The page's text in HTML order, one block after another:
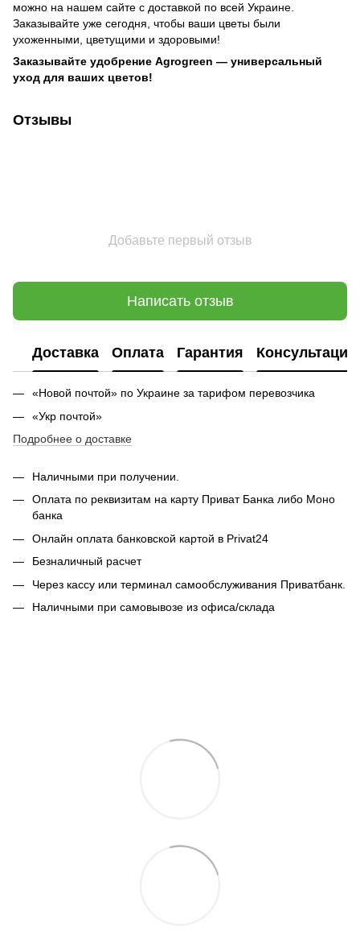
можно на нашем сайте с доставкой по всей Украине.
Заказывайте уже сегодня, чтобы ваши цветы были
ухоженными, цветущими и здоровыми!
Заказывайте удобрение Agrogreen — универсальный
уход для ваших цветов!
Отзывы
Добавьте первый отзыв
Написать отзыв
Доставка Оплата Гарантия Консультация
«Новой почтой» по Украине за тарифом перевозчика
«Укр почтой»
Подробнее о доставке
Наличными при получении.
Оплата по реквизитам на карту Приват Банка либо Моно
банка
Онлайн оплата банковской картой в Privat24
Безналичный расчет
Через кассу или терминал самообслуживания Приватбанк.
Наличными при самовывозе из офиса/склада